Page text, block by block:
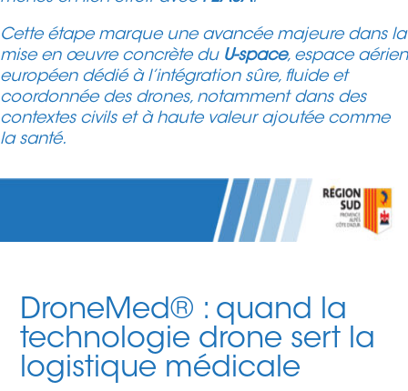
Cette étape marque une avancée majeure dans la
mise en œuvre concrète du U-space, espace aérien
européen dédié à l’intégration sûre, fluide et
coordonnée des drones, notamment dans des
contextes civils et à haute valeur ajoutée comme
la santé.
DroneMed® : quand la
technologie drone sert la
logistique médicale